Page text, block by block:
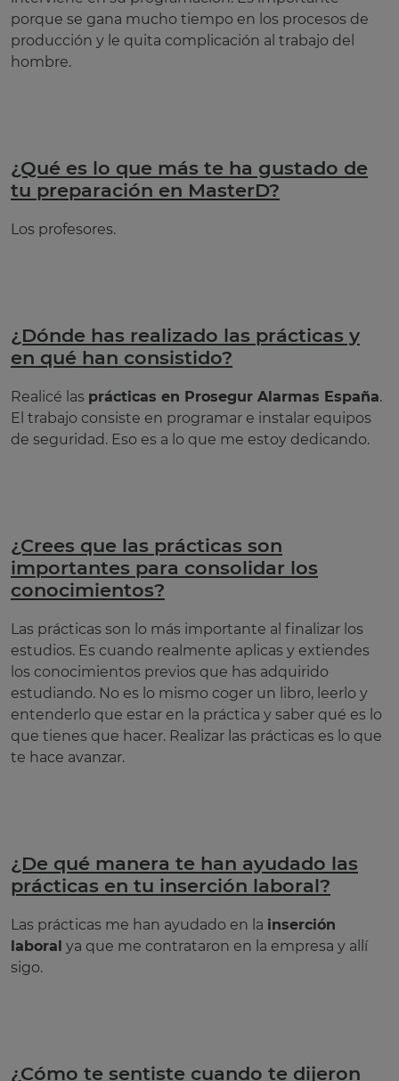
porque se gana mucho tiempo en los procesos de
producción y le quita complicación al trabajo del
hombre.
¿Qué es lo que más te ha gustado de
tu preparación en MasterD?
Los profesores.
¿Dónde has realizado las prácticas y
en qué han consistido?
Realicé las prácticas en Prosegur Alarmas España.
El trabajo consiste en programar e instalar equipos
de seguridad. Eso es a lo que me estoy dedicando.
¿Crees que las prácticas son
importantes para consolidar los
conocimientos?
Las prácticas son lo más importante al finalizar los
estudios. Es cuando realmente aplicas y extiendes
los conocimientos previos que has adquirido
estudiando. No es lo mismo coger un libro, leerlo y
entenderlo que estar en la práctica y saber qué es lo
que tienes que hacer. Realizar las prácticas es lo que
te hace avanzar.
¿De qué manera te han ayudado las
prácticas en tu inserción laboral?
Las prácticas me han ayudado en la inserción
laboral ya que me contrataron en la empresa y allí
sigo.
¿Cómo te sentiste cuando te dijeron